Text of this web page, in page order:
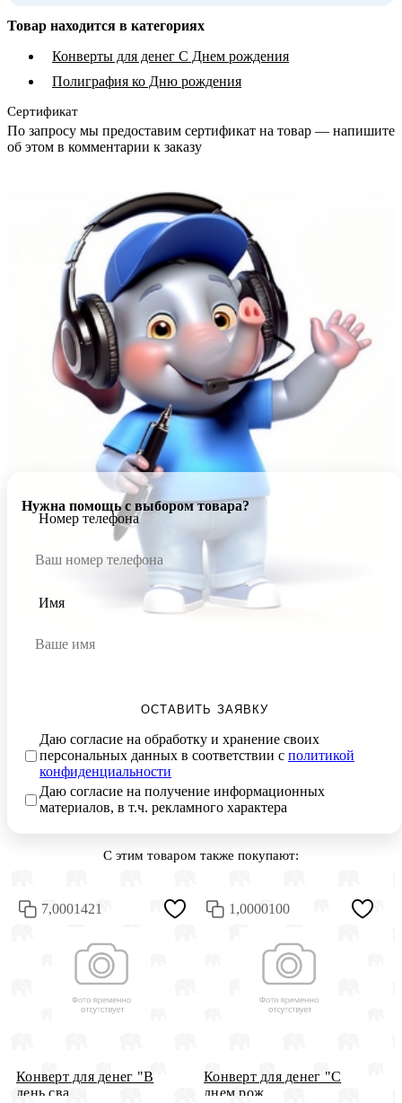
Товар находится в категориях
Конверты для денег С Днем рождения
Полиграфия ко Дню рождения
Сертификат
По запросу мы предоставим сертификат на товар — напишите
об этом в комментарии к заказу
Нужна помощь с выбором товара?
Номер телефона
Имя
ОСТАВИТЬ ЗАЯВКУ
Даю согласие на обработку и хранение своих
персональных данных в соответствии с политикой
конфиденциальности
Даю согласие на получение информационных
материалов, в т.ч. рекламного характера
С этим товаром также покупают:
7,0001421
Конверт для денег "В
день сва...
1,0000100
Конверт для денег "С
днем рож...